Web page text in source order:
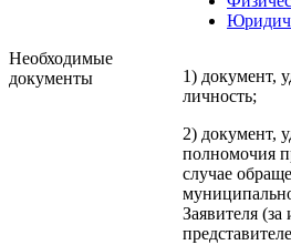
Необходимые
документы
1) документ,
личность;
2) документ,
полномочия
случае
Заявителя